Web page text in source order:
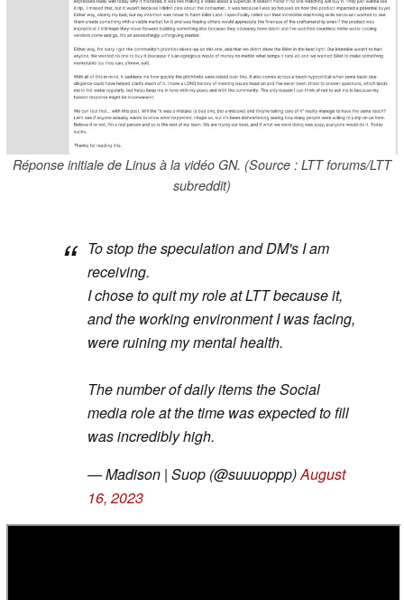
Réponse initiale de Linus à la vidéo GN. (Source : LTT forums/LTT
subreddit)
To stop the speculation and DM's I am
receiving.
I chose to quit my role at LTT because it,
and the working environment I was facing,
were ruining my mental health.
The number of daily items the Social
media role at the time was expected to fill
was incredibly high.
— Madison | Suop (@suuuoppp)August
16, 2023